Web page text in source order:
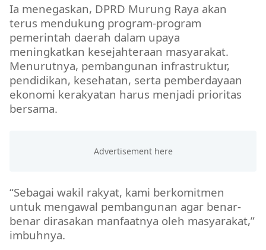
Ia menegaskan, DPRD Murung Raya akan
terus mendukung program-program
pemerintah daerah dalam upaya
meningkatkan kesejahteraan masyarakat.
Menurutnya, pembangunan infrastruktur,
pendidikan, kesehatan, serta pemberdayaan
ekonomi kerakyatan harus menjadi prioritas
bersama.
“Sebagai wakil rakyat, kami berkomitmen
untuk mengawal pembangunan agar benar-
benar dirasakan manfaatnya oleh masyarakat,”
imbuhnya.